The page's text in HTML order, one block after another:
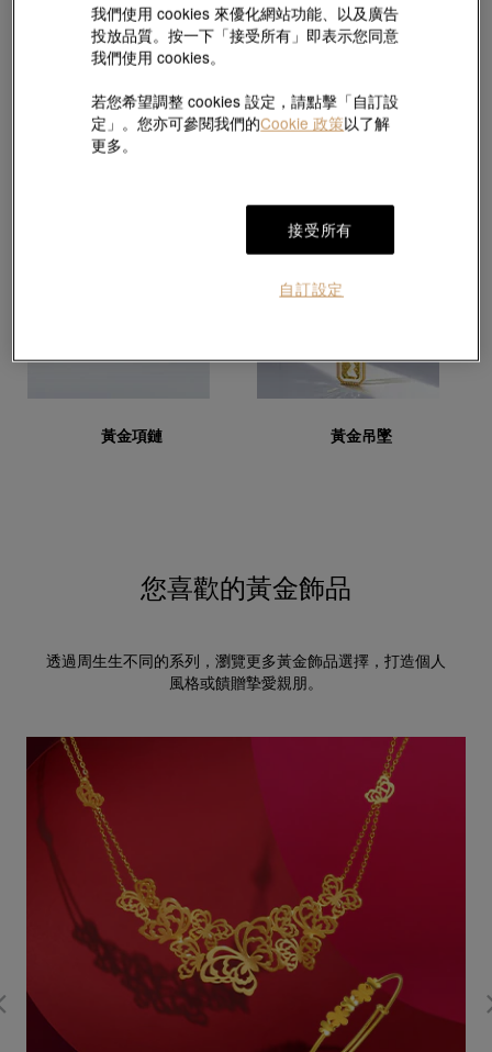
黃金項鏈 黃金吊墜
您喜歡的黃金飾品
透過周生生不同的系列，瀏覽更多黃金飾品選擇，打造個人
風格或饋贈摯愛親朋。
我們使用 cookies 來優化網站功能、以及廣告
投放品質。按一下「接受所有」即表示您同意
我們使用 cookies。
若您希望調整 cookies 設定，請點擊「自訂設
定」。您亦可參閱我們的Cookie 政策以了解
更多。
接受所有
自訂設定